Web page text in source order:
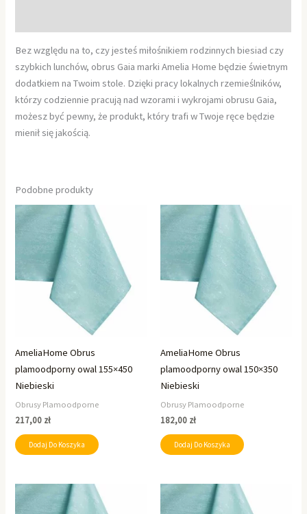
Bez względu na to, czy jesteś miłośnikiem rodzinnych biesiad czy
szybkich lunchów, obrus Gaia marki Amelia Home będzie świetnym
dodatkiem na Twoim stole. Dzięki pracy lokalnych rzemieślników,
którzy codziennie pracują nad wzorami i wykrojami obrusu Gaia,
możesz być pewny, że produkt, który trafi w Twoje ręce będzie
mienił się jakością.
Podobne produkty
AmeliaHome Obrus
plamoodporny owal 155×450
Niebieski
Obrusy Plamoodporne
217,00 zł
Dodaj Do Koszyka
AmeliaHome Obrus
plamoodporny owal 150×350
Niebieski
Obrusy Plamoodporne
182,00 zł
Dodaj Do Koszyka